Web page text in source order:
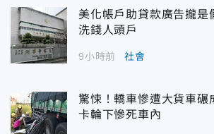
美化帳戶助貸款廣告攏
洗錢人頭戶
9小時前 社會
驚悚！轎車慘遭大貨車
卡輪下慘死車內